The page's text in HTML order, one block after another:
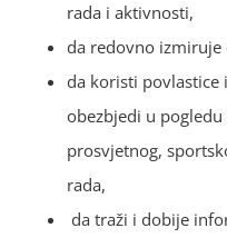
rada i aktivnosti,
da redovno izmiruje
da koristi povlastice
obezbjedi u
prosvjetnog,
rada,
da traži i dobije